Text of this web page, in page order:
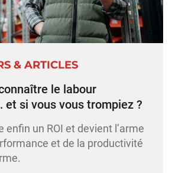
& ARTICLES
le labour
et si vous vous trompiez ?
enfin un ROI et devient l’arme
et de la productivité